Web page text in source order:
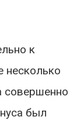
к
несколько
совершенно
был